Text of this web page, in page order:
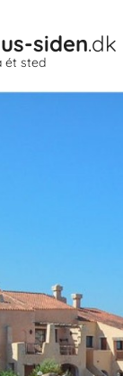
siden.dk
ét sted